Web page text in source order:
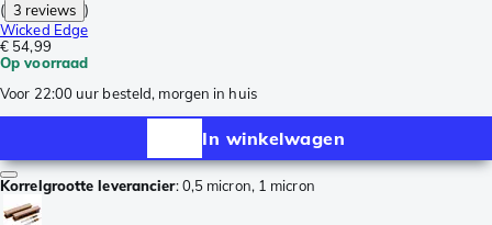
( 3 reviews )
Wicked Edge
€ 54,99
Op voorraad
Voor 22:00 uur besteld, morgen in huis
In winkelwagen
Korrelgrootte leverancier:0,5 micron, 1 micron